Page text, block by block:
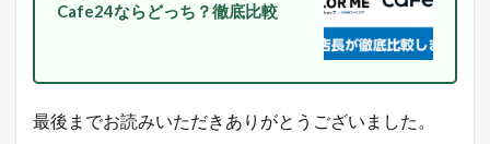
Cafe24ならどっち？徹底比較
最後までお読みいただきありがとうございました。